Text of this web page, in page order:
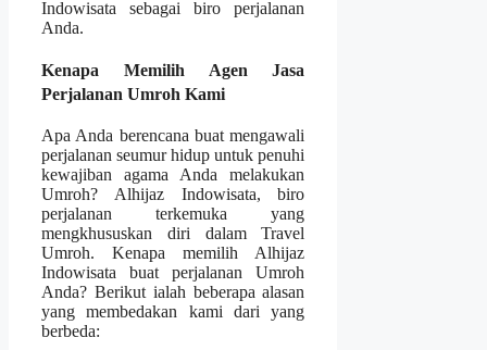
Indowisata sebagai biro perjalanan
Anda.
Kenapa Memilih Agen Jasa
Perjalanan Umroh Kami
Apa Anda berencana buat mengawali
perjalanan seumur hidup untuk penuhi
kewajiban agama Anda melakukan
Umroh? Alhijaz Indowisata, biro
perjalanan terkemuka yang
mengkhususkan diri dalam Travel
Umroh. Kenapa memilih Alhijaz
Indowisata buat perjalanan Umroh
Anda? Berikut ialah beberapa alasan
yang membedakan kami dari yang
berbeda: